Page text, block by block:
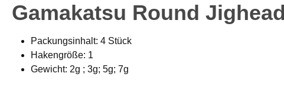
Gamakatsu Round
Packungsinhalt: 4 Stück
Hakengröße: 1
Gewicht: 2g ; 3g; 5g; 7g